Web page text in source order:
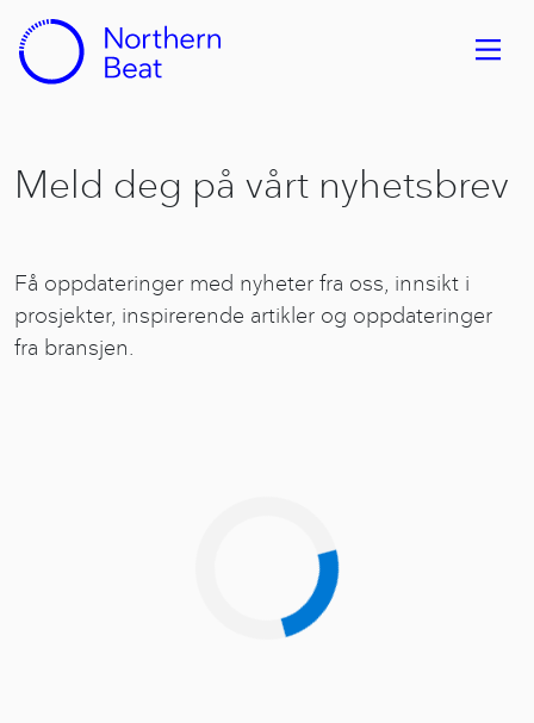
Meld deg på vårt nyhetsbrev
Få oppdateringer med nyheter fra oss, innsikt i
prosjekter, inspirerende artikler og oppdateringer
fra bransjen.